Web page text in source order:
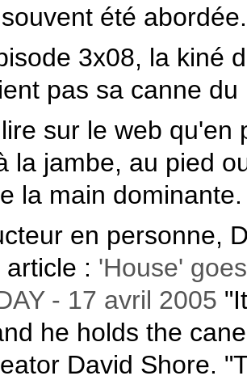
été abordée.
3x08, la kiné
pas sa canne du
sur le web qu'en
la jambe, au pied
la main
en personne,
: 'House'
- 17 avril 2005
he holds the
David Shore.